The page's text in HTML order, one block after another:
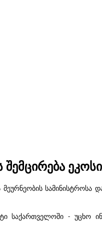
მეურნეობის სამინისტროსა
საქართველოში - უცხო